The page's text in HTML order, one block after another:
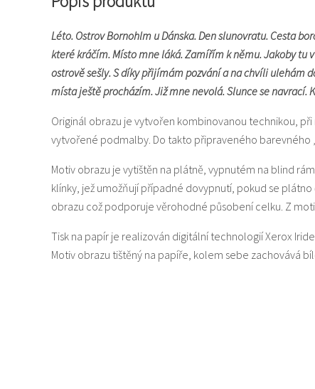
Léto. Ostrov Bornohlm u Dánska. Den slunovratu. Cesta
které kráčím. Místo mne láká. Zamířím k němu. Jakoby tu
ostrově sešly. S díky přijímám pozvání a na chvíli ulehám
místa ještě procházím. Již mne nevolá. Slunce se navrací.
Originál obrazu je vytvořen kombinovanou technikou,
vytvořené podmalby. Do takto připraveného barevného
Motiv obrazu je vytištěn na plátně, vypnutém na blind
klínky, jež umožňují případné dovypnutí, pokud se
obrazu což podporuje věrohodné působení celku. Z
Tisk na papír je realizován digitální technologií Xerox
Motiv obrazu tištěný na papíře, kolem sebe zachovává